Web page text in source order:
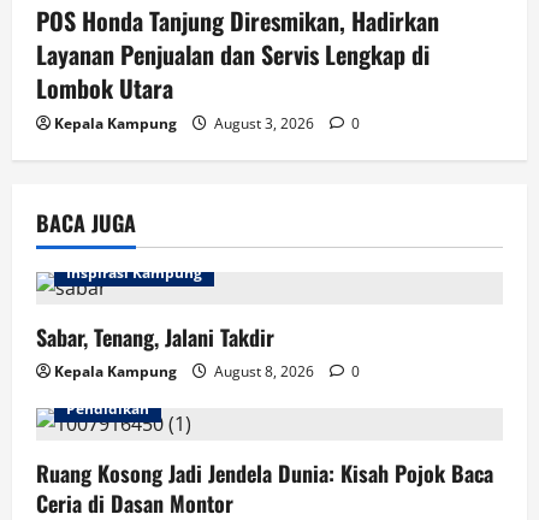
POS Honda Tanjung Diresmikan, Hadirkan
Layanan Penjualan dan Servis Lengkap di
Lombok Utara
Kepala Kampung August 3, 2026 0
BACA JUGA
Inspirasi Kampung
Sabar, Tenang, Jalani Takdir
Kepala Kampung August 8, 2026
0
Pendidikan
Ruang Kosong Jadi Jendela Dunia: Kisah Pojok Baca
Ceria di Dasan Montor